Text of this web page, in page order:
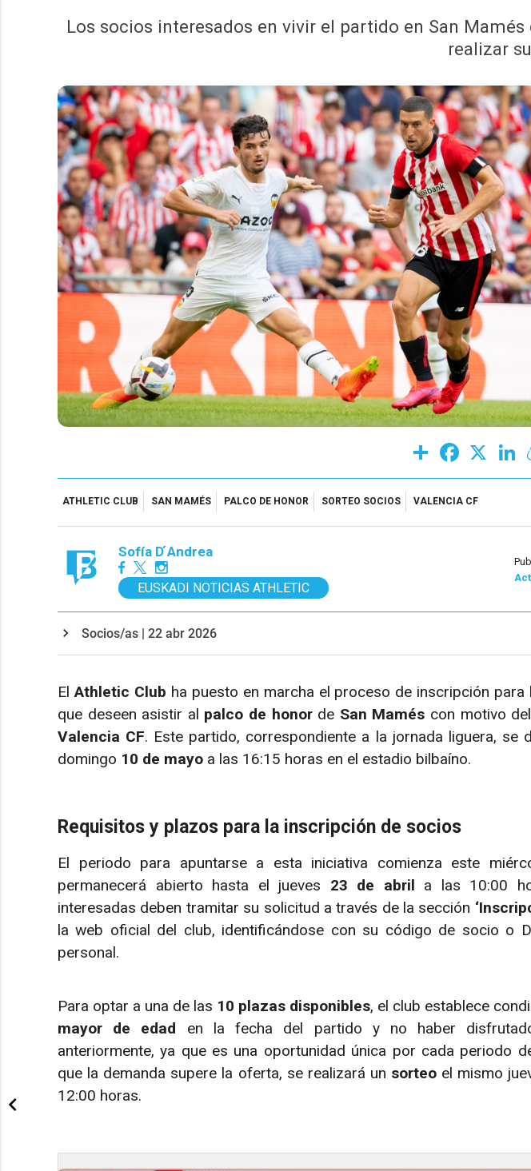
Los socios interesados en vivir el partido en San
realizar
Share Facebook
ATHLETIC CLUB SAN MAMÉS PALCO DE HONOR SORTEO SOCIOS VALENCIA CF
Sofía D ́Andrea
EUSKADI NOTICIAS ATHLETIC
Socios/as | 22 abr 2026
ElAthletic Club ha puesto en marcha el proceso de inscripción
que deseen asistir al palco de honorde San Mamés con motivo
Valencia CF. Este partido, correspondiente a la jornada liguera, se
domingo 10 de mayo a las 16:15 horas en el estadio bilbaíno.
Requisitos y plazos para la inscripción de socios
El periodo para apuntarse a esta iniciativa comienza este
permanecerá abierto hasta el jueves 23 de abril a las 10:00
interesadas deben tramitar su solicitud a través de la sección
la web oficial del club, identificándose con su código de socio o
personal.
Para optar a una de las 10 plazas disponibles, el club establece
mayor de edad en la fecha del partido y no haber
anteriormente, ya que es una oportunidad única por cada periodo
que la demanda supere la oferta, se realizará un sorteo el mismo
12:00 horas.